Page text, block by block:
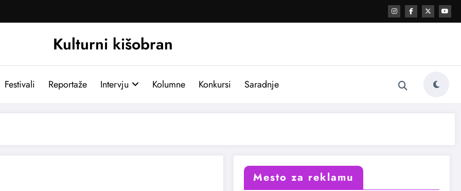
Kulturni kišobran
Festivali Reportaže Intervju Kolumne Konkursi Saradnje
Mesto za reklamu